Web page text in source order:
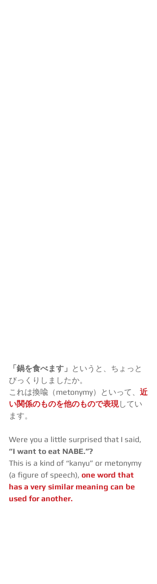
「鍋を食べます」
というと、ちょっと
びっくりしましたか。
これは換喩（metonymy）といって、 近
い関係のものを他のもので表現してい
ます。
Were you a little surprised that I said,
“I want to eat NABE.”?
This is a kind of “kanyu” or metonymy
(a figure of speech), one word that
has a very similar meaning can be
used for another.